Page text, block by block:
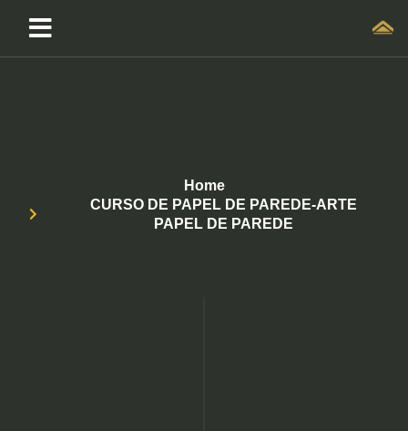
Home
CURSO DE PAPEL DE PAREDE-ARTE
PAPEL DE PAREDE